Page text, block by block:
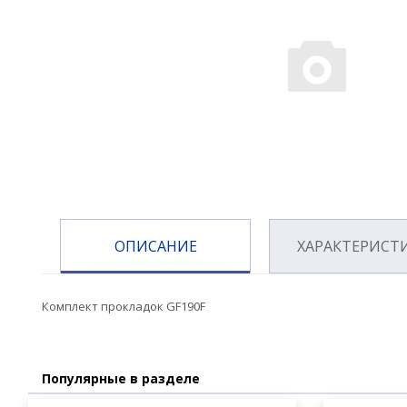
ОПИСАНИЕ
Комплект прокладок GF190F
Популярные в разделе